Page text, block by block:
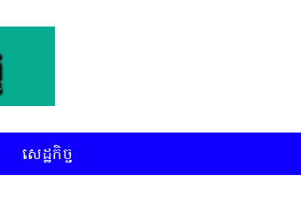
សេដ្ឋកិច្ច